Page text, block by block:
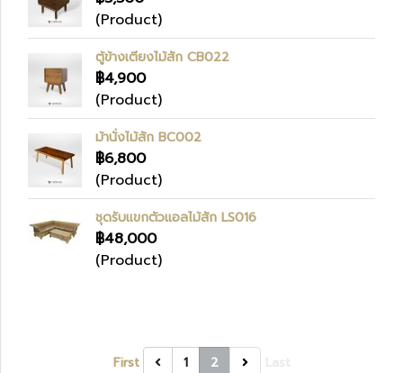
(Product)
ตู้ข้างเตียงไม้สัก CB022
฿4,900
(Product)
ม้านั่งไม้สัก BC002
฿6,800
(Product)
ชุดรับแขกตัวแอลไม้สัก LS016
฿48,000
(Product)
First 1 2